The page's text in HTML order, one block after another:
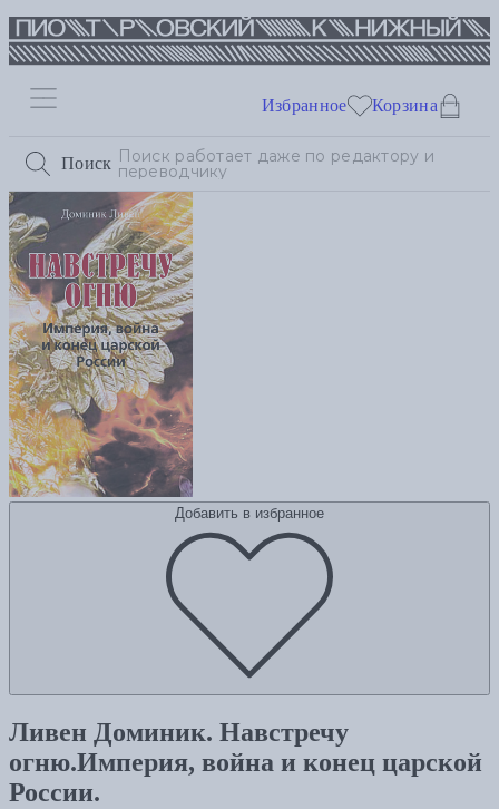
Поиск
Избранное Корзина
Добавить в избранное
Ливен Доминик. Навстречу
огню.Империя, война и конец царской
России.